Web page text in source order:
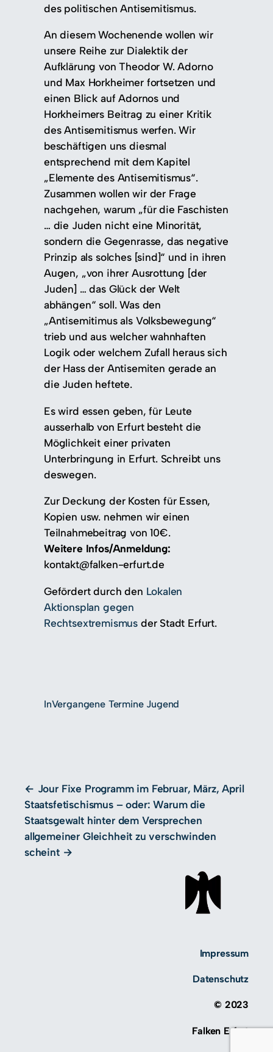
des politischen Antisemitismus.
An diesem Wochenende wollen wir
unsere Reihe zur Dialektik der
Aufklärung von Theodor W. Adorno
und Max Horkheimer fortsetzen und
einen Blick auf Adornos und
Horkheimers Beitrag zu einer Kritik
des Antisemitismus werfen. Wir
beschäftigen uns diesmal
entsprechend mit dem Kapitel
„Elemente des Antisemitismus“.
Zusammen wollen wir der Frage
nachgehen, warum „für die Faschisten
… die Juden nicht eine Minorität,
sondern die Gegenrasse, das negative
Prinzip als solches [sind]“ und in ihren
Augen, „von ihrer Ausrottung [der
Juden] … das Glück der Welt
abhängen“ soll. Was den
„Antisemitimus als Volksbewegung“
trieb und aus welcher wahnhaften
Logik oder welchem Zufall heraus sich
der Hass der Antisemiten gerade an
die Juden heftete.
Es wird essen geben, für Leute
ausserhalb von Erfurt besteht die
Möglichkeit einer privaten
Unterbringung in Erfurt. Schreibt uns
deswegen.
Zur Deckung der Kosten für Essen,
Kopien usw. nehmen wir einen
Teilnahmebeitrag von 10€.
Weitere Infos/Anmeldung:
kontakt@falken-erfurt.de
Gefördert durch den Lokalen
Aktionsplan gegen
Rechtsextremismus der Stadt Erfurt.
InVergangene Termine Jugend
Jour Fixe Programm im Februar, März, April
Staatsfetischismus – oder: Warum die
Staatsgewalt hinter dem Versprechen
allgemeiner Gleichheit zu verschwinden
scheint
Impressum
Datenschutz
© 2023
Falken Erfurt